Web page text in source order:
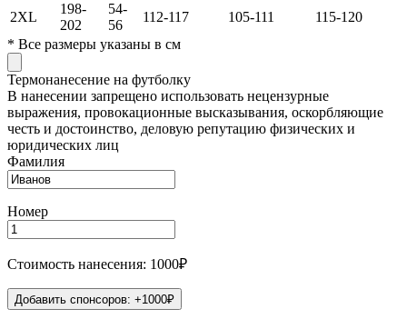
2XL
198-
202
54-
56
112-117 105-111
115-120
* Все размеры указаны в см
Термонанесение на футболку
В нанесении запрещено использовать нецензурные
выражения, провокационные высказывания, оскорбляющие
честь и достоинство, деловую репутацию физических и
юридических лиц
Фамилия
Номер
Стоимость нанесения: 1000₽
Добавить спонсоров: +1000₽